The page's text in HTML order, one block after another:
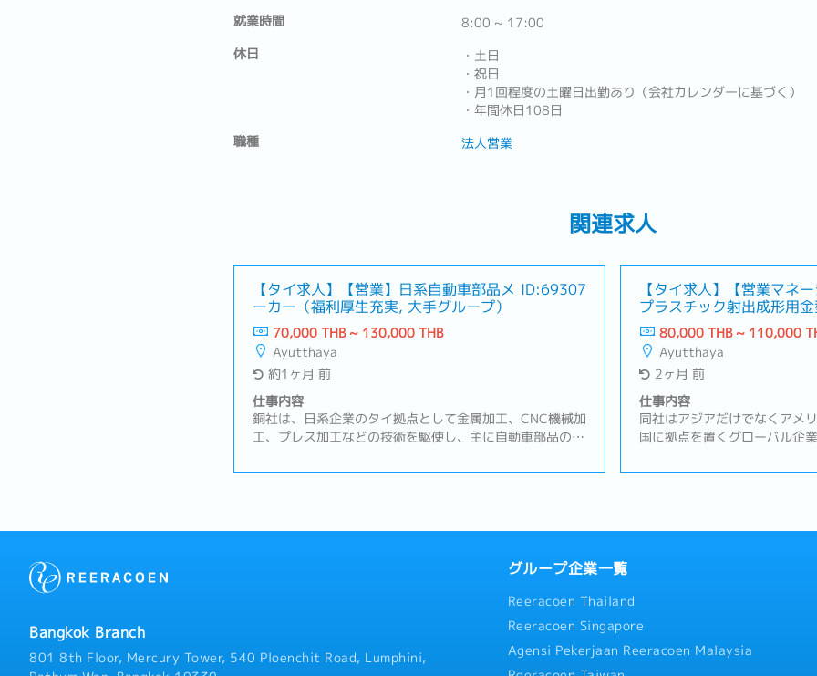
就業時間
8:00 ~ 17:00
休日
・土日
・祝日
・月1回程度の土曜日出勤あり（会社カレンダーに基づく）
・年間休日108日
職種
法人営業
関連求人
【タイ求人】【営業】日系自動車部品メ
ーカー（福利厚生充実, 大手グループ）
ID:69307
70,000 THB ~ 130,000 THB
Ayutthaya
約1ヶ月 前
仕事内容
銅社は、日系企業のタイ拠点として金属加工、CNC機械加
工、プレス加工などの技術を駆使し、主に自動車部品の製
のみを取り扱っておりますが、日本本社では医療機器部品
おらず、日本の営業担当者が出張ベースでタイに来ている
コネクションがある方（Tier1,Tier2向けの営業経験があ
部下を持たず自ら最前線に立って営業頂くポジションで
す。アユタヤ工は全体で460名が在籍しており、営業コー
す。【業務内容】- 新規顧客の開拓営業- 既存顧客との良
【タイ求人】【営業マネ
プラスチック射出成形用
80,000 THB ~ 110,000
Ayutthaya
2ヶ月 前
仕事内容
同社はアジアだけでなくアメ
国に拠点を置くグローバル企
は営業職【業務内容】・顧客
成・顧客に注意を払い、販売
Bangkok Branch
801 8th Floor, Mercury Tower, 540 Ploenchit Road, Lumphini,
グループ企業一覧
Reeracoen Thailand
Reeracoen Singapore
Agensi Pekerjaan Reeracoen Malaysia